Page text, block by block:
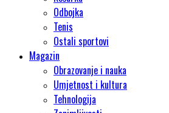
Odbojka
Tenis
Ostali sportovi
Magazin
Obrazovanje i nauka
Umjetnost i kultura
Tehnologija